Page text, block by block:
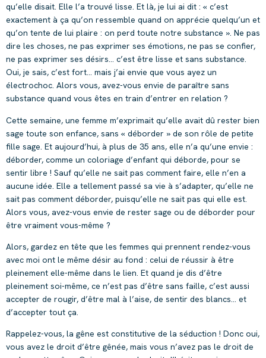
qu’elle disait. Elle l’a trouvé lisse. Et là, je lui ai dit : « c’est
exactement à ça qu’on ressemble quand on apprécie quelqu’un et
qu’on tente de lui plaire : on perd toute notre substance ». Ne pas
dire les choses, ne pas exprimer ses émotions, ne pas se confier,
ne pas exprimer ses désirs… c’est être lisse et sans substance.
Oui, je sais, c’est fort… mais j’ai envie que vous ayez un
électrochoc. Alors vous, avez-vous envie de paraître sans
substance quand vous êtes en train d’entrer en relation ?
Cette semaine, une femme m’exprimait qu’elle avait dû rester bien
sage toute son enfance, sans « déborder » de son rôle de petite
fille sage. Et aujourd’hui, à plus de 35 ans, elle n’a qu’une envie :
déborder, comme un coloriage d’enfant qui déborde, pour se
sentir libre ! Sauf qu’elle ne sait pas comment faire, elle n’en a
aucune idée. Elle a tellement passé sa vie à s’adapter, qu’elle ne
sait pas comment déborder, puisqu’elle ne sait pas qui elle est.
Alors vous, avez-vous envie de rester sage ou de déborder pour
être vraiment vous-même ?
Alors, gardez en tête que les femmes qui prennent rendez-vous
avec moi ont le même désir au fond : celui de réussir à être
pleinement elle-même dans le lien. Et quand je dis d’être
pleinement soi-même, ce n’est pas d’être sans faille, c’est aussi
accepter de rougir, d’être mal à l’aise, de sentir des blancs… et
d’accepter tout ça.
Rappelez-vous, la gêne est constitutive de la séduction ! Donc oui,
vous avez le droit d’être gênée, mais vous n’avez pas le droit de